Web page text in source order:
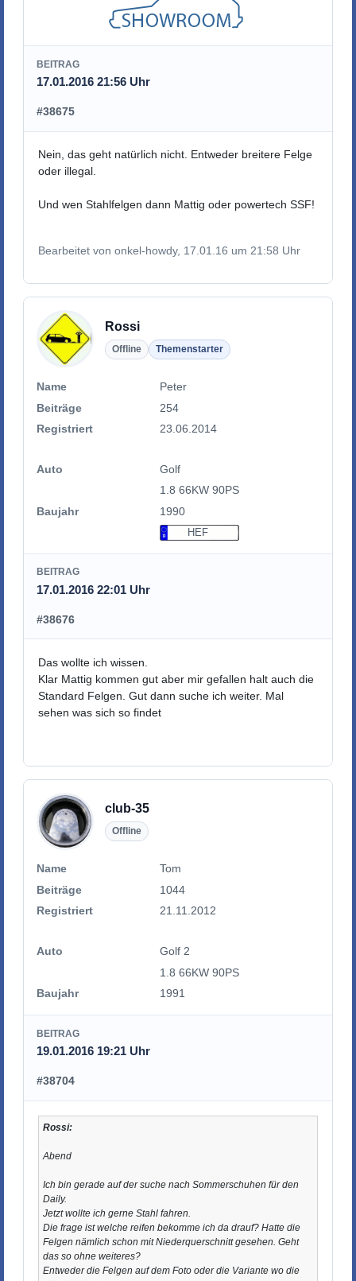
BEITRAG
17.01.2016 21:56 Uhr
#38675
Nein, das geht natürlich nicht. Entweder breitere Felge
oder illegal.
Und wen Stahlfelgen dann Mattig oder powertech SSF!
Bearbeitet von onkel-howdy, 17.01.16 um 21:58 Uhr
Rossi
Offline Themenstarter
Name
Peter
Beiträge
254
Registriert
23.06.2014
Auto
Golf
1.8 66KW 90PS
Baujahr
1990
HEF
BEITRAG
17.01.2016 22:01 Uhr
#38676
Das wollte ich wissen.
Klar Mattig kommen gut aber mir gefallen halt auch die
Standard Felgen. Gut dann suche ich weiter. Mal
sehen was sich so findet
club-35
Offline
Name
Tom
Beiträge
1044
Registriert
21.11.2012
Auto
Golf 2
1.8 66KW 90PS
Baujahr
1991
BEITRAG
19.01.2016 19:21 Uhr
#38704
Rossi:
Abend
Ich bin gerade auf der suche nach Sommerschuhen für den
Daily.
Jetzt wollte ich gerne Stahl fahren.
Die frage ist welche reifen bekomme ich da drauf? Hatte die
Felgen nämlich schon mit Niederquerschnitt gesehen. Geht
das so ohne weiteres?
Entweder die Felgen auf dem Foto oder die Variante wo die